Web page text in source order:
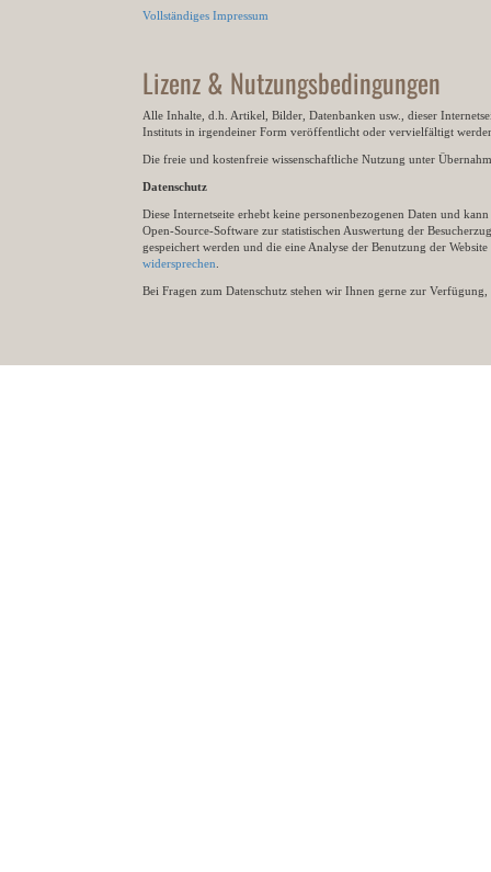
Vollständiges Impressum
Lizenz & Nutzungsbedingungen
Alle Inhalte, d.h. Artikel, Bilder, Datenbanken usw., dieser
Instituts in irgendeiner Form veröffentlicht oder vervielfältigt
Die freie und kostenfreie wissenschaftliche Nutzung unter
Datenschutz
Diese Internetseite erhebt keine personenbezogenen Daten und
Open-Source-Software zur statistischen Auswertung der
gespeichert werden und die eine Analyse der Benutzung der
widersprechen
Bei Fragen zum Datenschutz stehen wir Ihnen gerne zur